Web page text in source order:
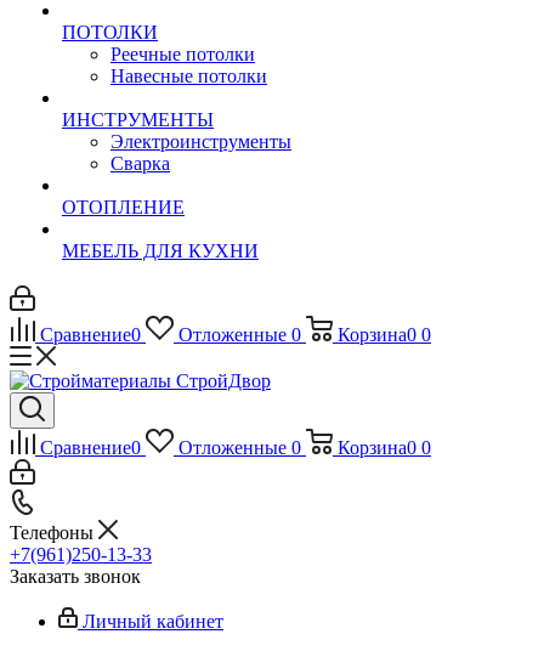
ПОТОЛКИ
Реечные потолки
Навесные потолки
ИНСТРУМЕНТЫ
Электроинструменты
Сварка
ОТОПЛЕНИЕ
МЕБЕЛЬ ДЛЯ КУХНИ
Сравнение0 Отложенные 0 Корзина0 0
Сравнение0 Отложенные 0 Корзина0 0
Телефоны
+7(961)250-13-33
Заказать звонок
Личный кабинет